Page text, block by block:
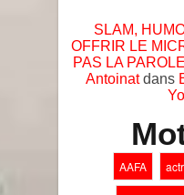
SLAM,
OFFRIR LE
PAS LA
Antoinatdans
AAFA